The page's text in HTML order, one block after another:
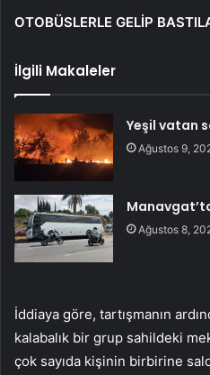
OTOBÜSLERLE GELİP
İlgili Makaleler
Yeşil vatan
Ağustos 9,
Ağustos 8,
İddiaya göre, tartışmanın
kalabalık bir grup sahildeki
çok sayıda kişinin birbirine